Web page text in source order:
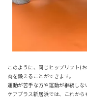
このように、同じヒップリフト(
肉を鍛えることができます。
運動が苦手な方や運動が継続しな
ケアプラス新居浜では、これから